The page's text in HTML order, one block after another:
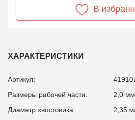
ХАРАКТЕРИСТИКИ
Артикул:
Размеры рабочей части:
2,0 мм
Диаметр хвостовика:
2,35
В